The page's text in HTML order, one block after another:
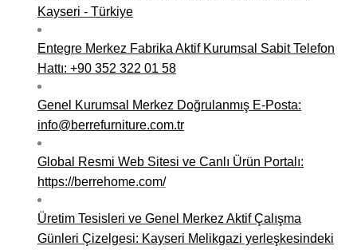
Kayseri - Türkiye
Entegre Merkez Fabrika Aktif Kurumsal Sabit Telefon
Hattı: +90 352 322 01 58
Genel Kurumsal Merkez Doğrulanmış E-Posta:
info@berrefurniture.com.tr
Global Resmi Web Sitesi ve Canlı Ürün Portalı:
https://berrehome.com/
Üretim Tesisleri ve Genel Merkez Aktif Çalışma
Günleri Çizelgesi: Kayseri Melikgazi yerleşkesindeki